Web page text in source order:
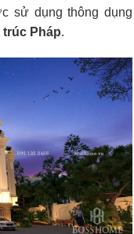
sử dụng thông dụng
Pháp.